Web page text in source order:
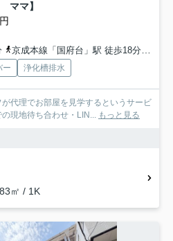
マ】
京成本線「国府台」駅 徒歩18分
ー 浄化槽排水
代理でお部屋を見学するというサービ
現地待ち合わせ・LIN... もっと見る
㎡ / 1K